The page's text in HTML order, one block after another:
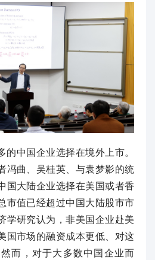
的中国企业选择在境外上市。
冯曲、吴桂英、与袁梦影的统
国大陆企业选择在美国或者香
市值已经超过中国大陆股市市
学研究认为，非美国企业赴美
国市场的融资成本更低、对这
而，对于大多数中国企业而